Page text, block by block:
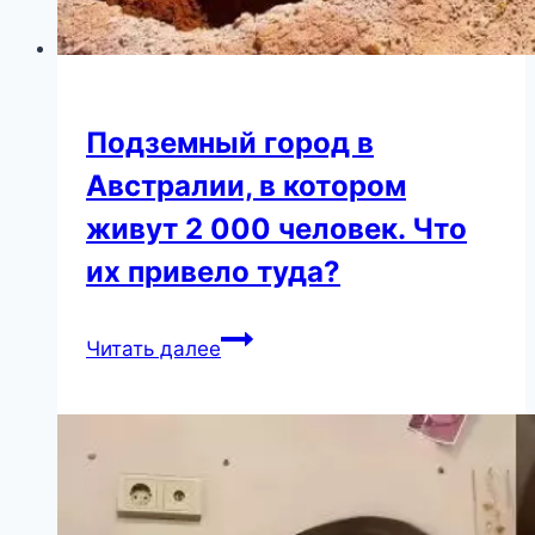
Подземный город в
Австралии, в котором
живут 2 000 человек. Что
их привело туда?
Читать далееПодземный
в